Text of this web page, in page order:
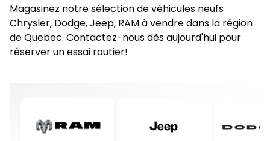
Magasinez notre sélection de véhicules neufs
Chrysler, Dodge, Jeep, RAM à vendre dans la région
de Quebec. Contactez-nous dès aujourd'hui pour
réserver un essai routier!